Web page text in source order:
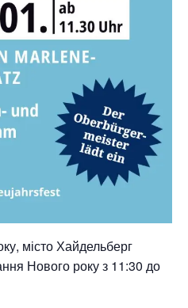
місто Хайдельберг
Нового року з 11:30 до